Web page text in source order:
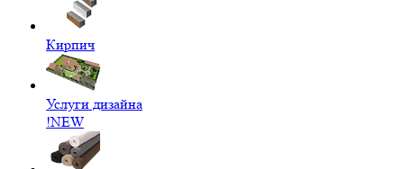
Кирпич
Услуги дизайна
!NEW